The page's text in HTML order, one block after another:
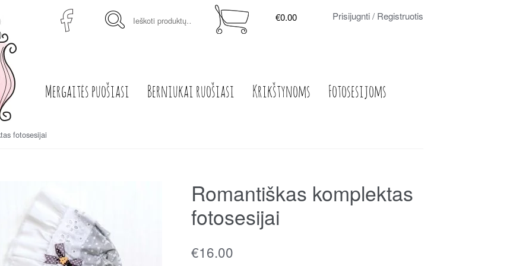
Prisijugnti / Registruotis
€0.00
Mergaitės puošiasi Berniukai ruošiasi Krikštynoms Fotosesijoms
fotosesijai
Romantiškas komplektas
fotosesijai
€16.00